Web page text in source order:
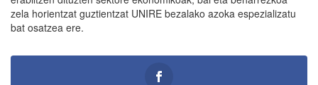
zela horientzat guztientzat UNIRE bezalako azoka espezializatu
bat osatzea ere.